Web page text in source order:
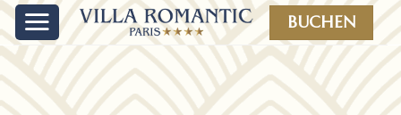
Skip
to
content
BUCHEN